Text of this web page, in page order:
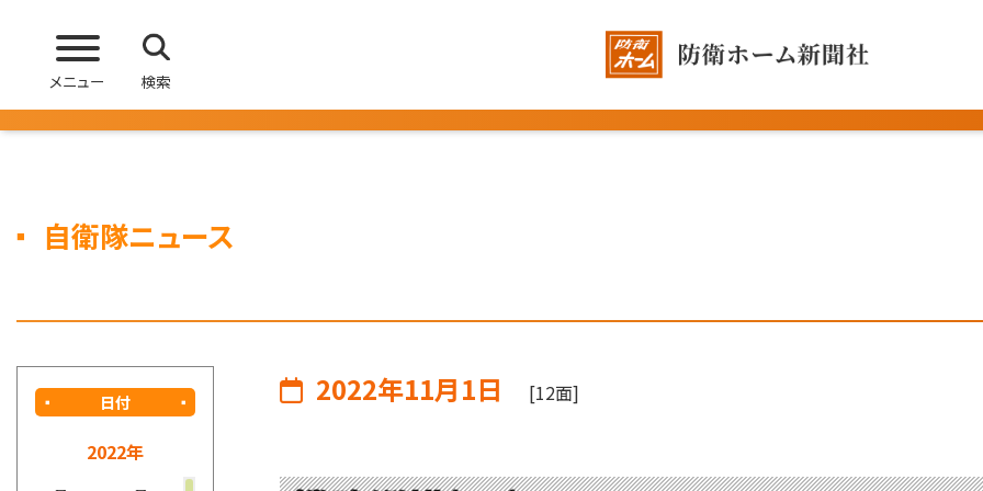
メニュー 検索
自衛隊ニュース
日付
2022年
2022年11月1日 [12面]